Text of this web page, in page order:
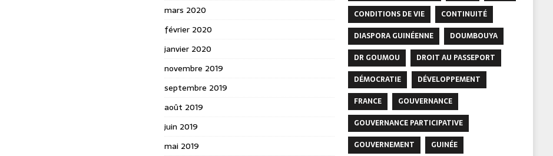
mars 2020
février 2020
janvier 2020
novembre 2019
septembre 2019
août 2019
juin 2019
mai 2019
CONDITIONS DE VIE
CONTINUITÉ
DIASPORA GUINÉENNE
DOUMBOUYA
DR GOUMOU
DROIT AU PASSEPORT
DÉMOCRATIE
DÉVELOPPEMENT
FRANCE
GOUVERNANCE
GOUVERNANCE PARTICIPATIVE
GOUVERNEMENT
GUINÉE